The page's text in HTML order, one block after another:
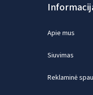
Apie mus
Siuvimas
Reklaminė